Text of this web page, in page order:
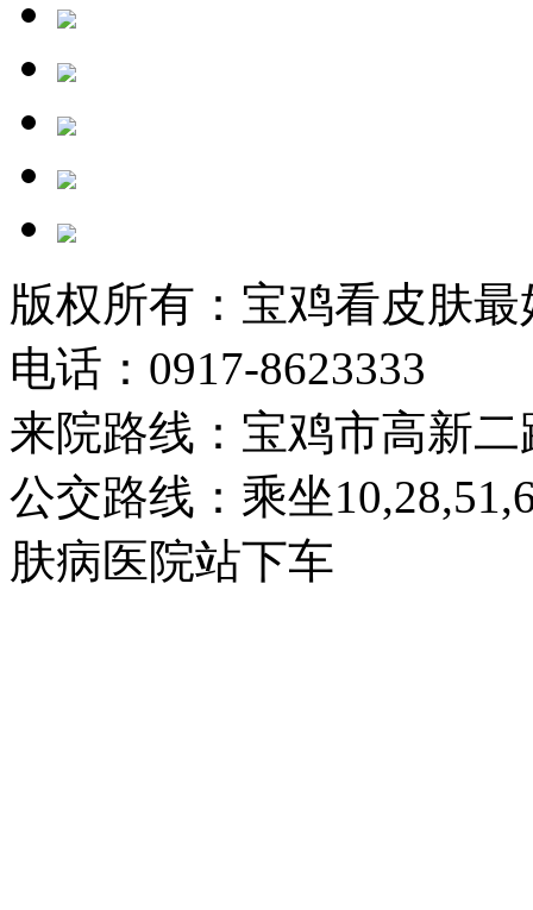
版权所有：宝鸡看皮肤
电话：0917-8623333
来院路线：宝鸡市高新二
公交路线：乘坐
肤病医院站下车